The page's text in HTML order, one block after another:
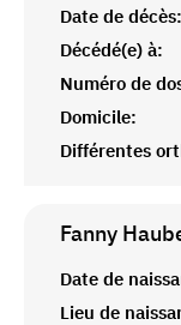
Date de décès:
Décédé(e) à:
Numéro de
Domicile:
Différentes
Fanny
Date de
Lieu de